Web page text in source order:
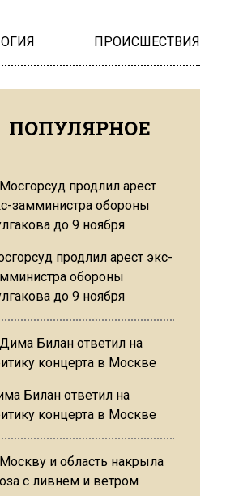
ПРОИСШЕСТВИЯ
ПОПУЛЯРНОЕ
продлил арест экс-
обороны
до 9 ноября
Билан ответил на
концерта в Москве